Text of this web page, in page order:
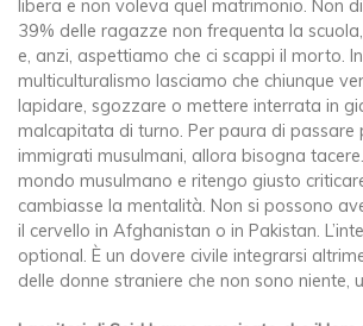
libera e non voleva quel matrimonio. Non
39% delle ragazze non frequenta la
e, anzi, aspettiamo che ci scappi il morto.
multiculturalismo lasciamo che chiunque
lapidare, sgozzare o mettere interrata in
malcapitata di turno. Per paura di passare
immigrati musulmani, allora bisogna
mondo musulmano e ritengo giusto
cambiasse la mentalità. Non si possono
il cervello in Afghanistan o in Pakistan.
optional. È un dovere civile integrarsi
delle donne straniere che non sono niente,